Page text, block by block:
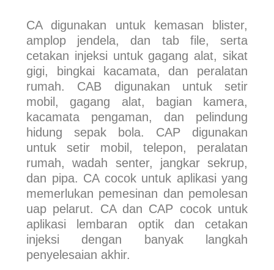
CA digunakan untuk kemasan blister,
amplop jendela, dan tab file, serta
cetakan injeksi untuk gagang alat, sikat
gigi, bingkai kacamata, dan peralatan
rumah. CAB digunakan untuk setir
mobil, gagang alat, bagian kamera,
kacamata pengaman, dan pelindung
hidung sepak bola. CAP digunakan
untuk setir mobil, telepon, peralatan
rumah, wadah senter, jangkar sekrup,
dan pipa. CA cocok untuk aplikasi yang
memerlukan pemesinan dan pemolesan
uap pelarut. CA dan CAP cocok untuk
aplikasi lembaran optik dan cetakan
injeksi dengan banyak langkah
penyelesaian akhir.